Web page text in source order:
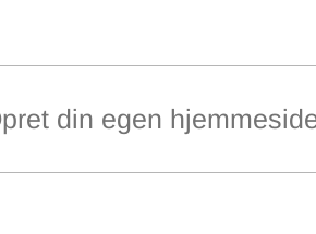
din egen